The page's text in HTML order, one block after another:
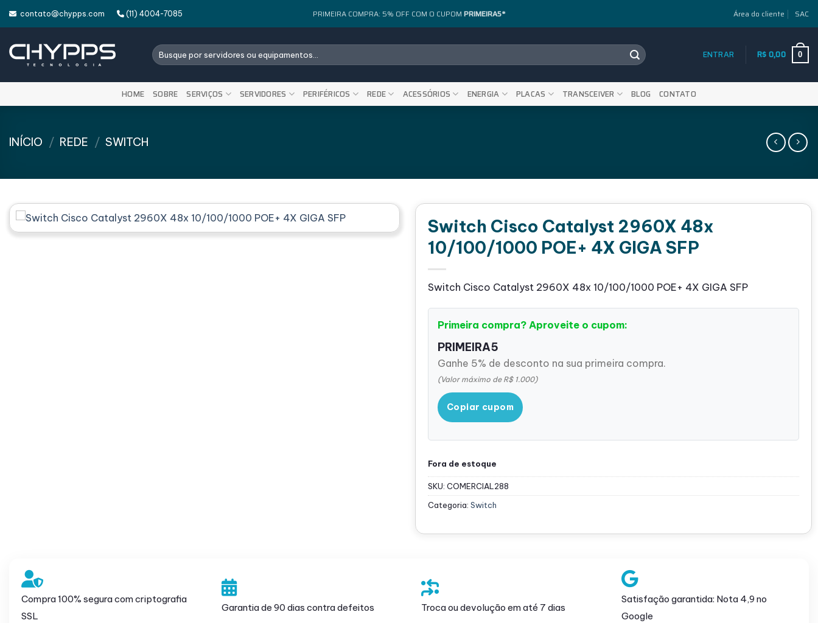
contato@chypps.com (11) 4004-7085 PRIMEIRA COMPRA: 5% OFF COM O CUPOM PRIMEIRA5* Área do cliente SAC
Pesquisar
por:
ENTRAR R$0,00 0
HOME SOBRE SERVIÇOS SERVIDORES PERIFÉRICOS REDE ACESSÓRIOS ENERGIA PLACAS TRANSCEIVER BLOG CONTATO
INÍCIO / REDE / SWITCH
Switch Cisco Catalyst 2960X 48x
10/100/1000 POE+ 4X GIGA SFP
Switch Cisco Catalyst 2960X 48x 10/100/1000 POE+ 4X GIGA SFP
Primeira compra? Aproveite o cupom:
PRIMEIRA5
Ganhe 5% de desconto na sua primeira compra.
(Valor máximo de R$ 1.000)
Copiar cupom
Fora de estoque
SKU: COMERCIAL288
Categoria: Switch
Compra 100% segura com criptografia
SSL
Garantia de 90 dias contra defeitos Troca ou devolução em até 7 dias
Satisfação garantida: Nota 4,9 no
Google